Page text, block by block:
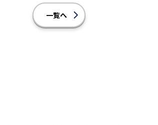
一覧へ